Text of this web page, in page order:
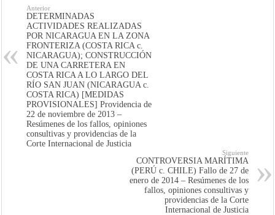
Anterior
DETERMINADAS
ACTIVIDADES REALIZADAS
POR NICARAGUA EN LA ZONA
FRONTERIZA (COSTA RICA c.
NICARAGUA); CONSTRUCCIÓN
DE UNA CARRETERA EN
COSTA RICA A LO LARGO DEL
RÍO SAN JUAN (NICARAGUA c.
COSTA RICA) [MEDIDAS
PROVISIONALES] Providencia de
22 de noviembre de 2013 –
Resúmenes de los fallos, opiniones
consultivas y providencias de la
Corte Internacional de Justicia
Siguiente
CONTROVERSIA MARÍTIMA
(PERÚ c. CHILE) Fallo de 27 de
enero de 2014 – Resúmenes de los
fallos, opiniones consultivas y
providencias de la Corte
Internacional de Justicia